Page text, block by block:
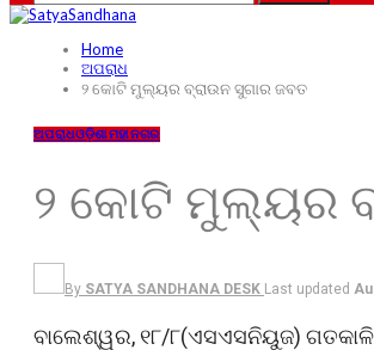
Home
ଅପରାଧ
୨ କୋଟି ମୁଲ୍ୟର ବ୍ରାଉନ ସୁଗାର ଜବତ
ଅପରାଧଓଡ଼ିଶାମହାନଗର
୨ କୋଟି ମୁଲ୍ୟର
By SATYA SANDHANA DESK Last updated
ବାଲେଶ୍ୱର, ୧୮/୮(ଏସଏସନିୟୁଜ)